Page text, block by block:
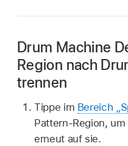
Drum Machine
Region nach
trennen
Tippe im Bereich
Pattern-Region,
erneut auf sie.